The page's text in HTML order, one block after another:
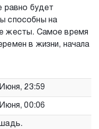
равно будет
способны на
жесты. Самое время
в жизни, начала
23:59
00:06